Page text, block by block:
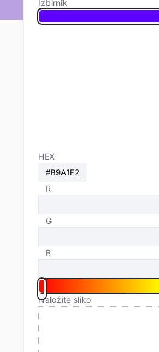
Izbirnik
HEX
R
G
B
Naložite sliko